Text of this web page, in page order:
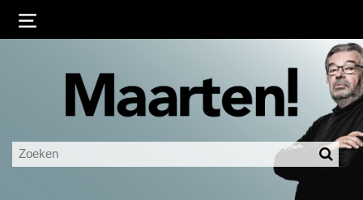
Ingelogd blijven
LOGIN